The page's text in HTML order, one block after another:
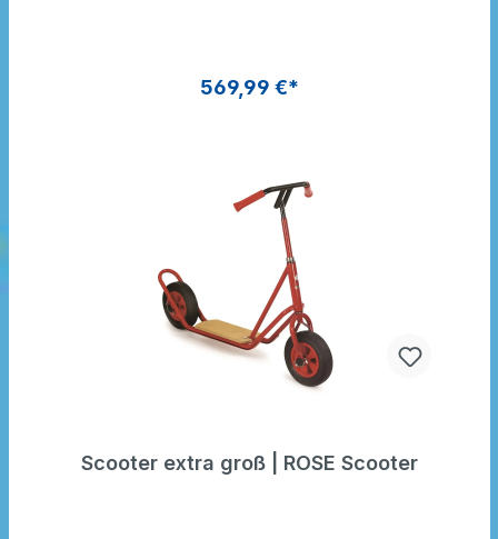
569,99 €*
Scooter extra groß | ROSE Scooter